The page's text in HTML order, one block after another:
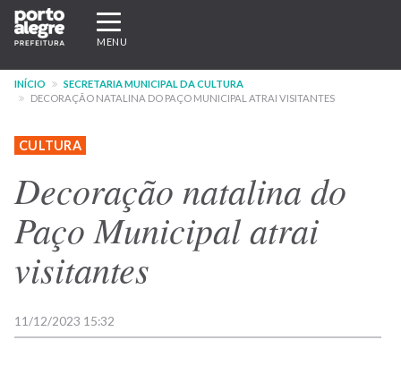
Pular
para
conteúdo
principal
Expandir/recolher
navegação
MENU
INÍCIO
SECRETARIA MUNICIPAL DA CULTURA
DECORAÇÃO NATALINA DO PAÇO MUNICIPAL ATRAI VISITANTES
CULTURA
Decoração natalina do
Paço Municipal atrai
visitantes
11/12/2023 15:32